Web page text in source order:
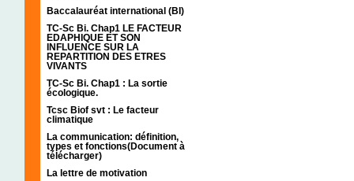
Baccalauréat international (BI)
TC-Sc Bi. Chap1 LE FACTEUR
EDAPHIQUE ET SON
INFLUENCE SUR LA
REPARTITION DES ETRES
VIVANTS
TC-Sc Bi. Chap1 : La sortie
écologique.
Tcsc Biof svt : Le facteur
climatique
La communication: définition,
types et fonctions(Document à
télécharger)
La lettre de motivation